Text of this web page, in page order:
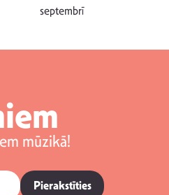
septembrī
mūzikā!
Pierakstīties